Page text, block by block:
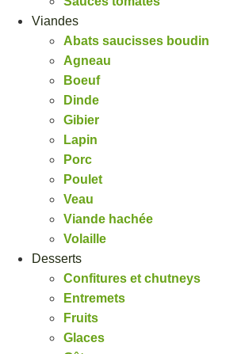
Viandes
Abats saucisses boudin
Agneau
Boeuf
Dinde
Gibier
Lapin
Porc
Poulet
Veau
Viande hachée
Volaille
Desserts
Confitures et chutneys
Entremets
Fruits
Glaces